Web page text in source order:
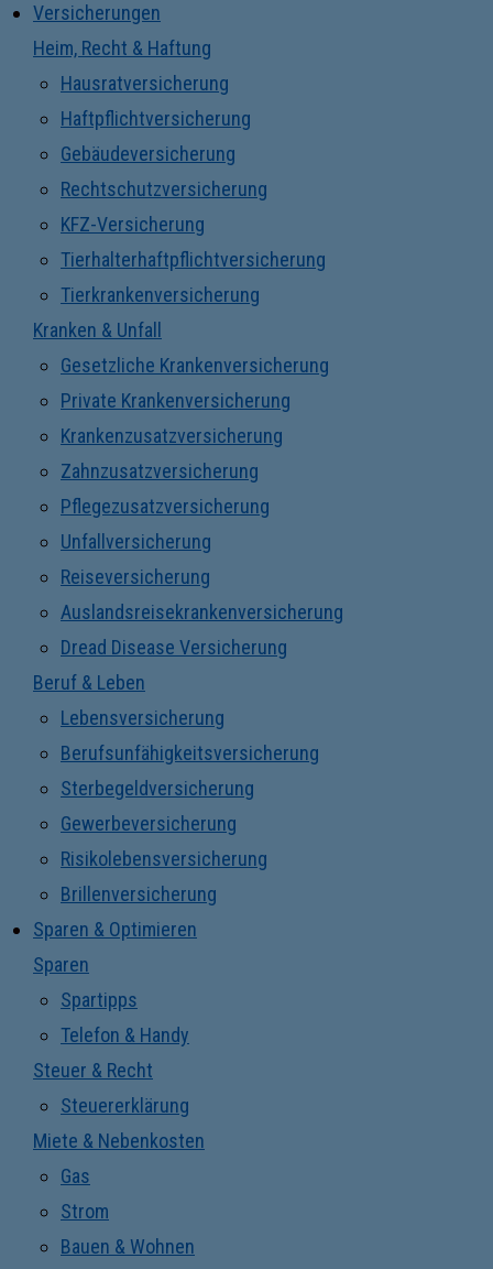
Versicherungen
Heim, Recht & Haftung
Hausratversicherung
Haftpflichtversicherung
Gebäudeversicherung
Rechtschutzversicherung
KFZ-Versicherung
Tierhalterhaftpflichtversicherung
Tierkrankenversicherung
Kranken & Unfall
Gesetzliche Krankenversicherung
Private Krankenversicherung
Krankenzusatzversicherung
Zahnzusatzversicherung
Pflegezusatzversicherung
Unfallversicherung
Reiseversicherung
Auslandsreisekrankenversicherung
Dread Disease Versicherung
Beruf & Leben
Lebensversicherung
Berufsunfähigkeitsversicherung
Sterbegeldversicherung
Gewerbeversicherung
Risikolebensversicherung
Brillenversicherung
Sparen & Optimieren
Sparen
Spartipps
Telefon & Handy
Steuer & Recht
Steuererklärung
Miete & Nebenkosten
Gas
Strom
Bauen & Wohnen